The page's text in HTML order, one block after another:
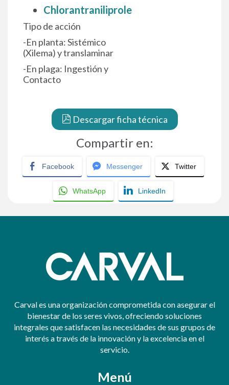
Chlorantraniliprole
Tipo de acción
-En planta: Sistémico
(Xilema) y translaminar
-En plaga: Ingestión y
Contacto
Descargar ficha técnica
Compartir en:
Facebook Messenger Twitter
WhatsApp LinkedIn
Carval es una organización comprometida con asegurar el
bienestar de los seres vivos, ofreciendo soluciones
integrales que satisfacen las necesidades de sus grupos de
interés a través de la innovación y la excelencia en el
servicio.
Menú